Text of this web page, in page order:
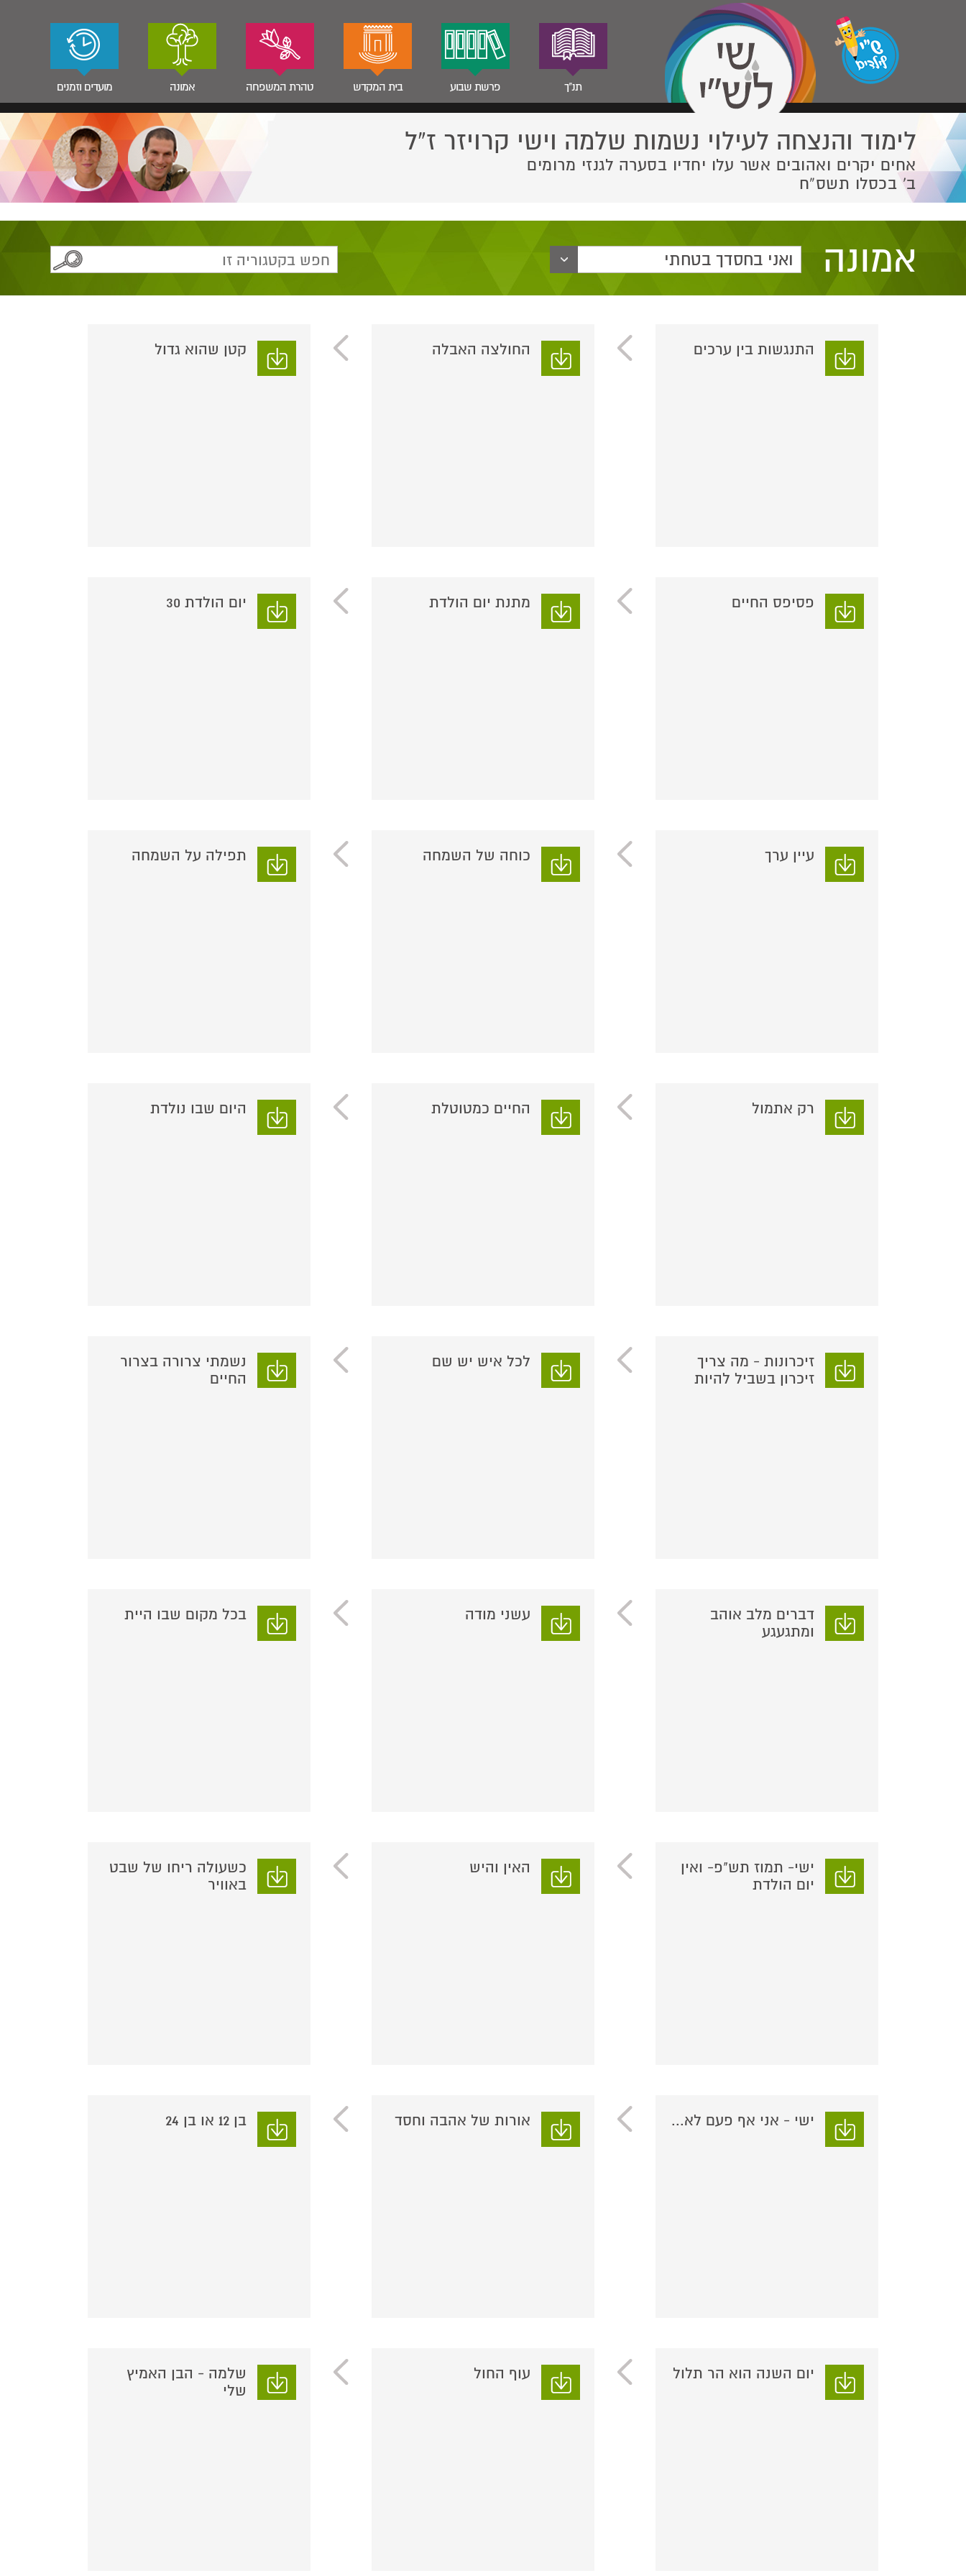
תנ"ך פרשת שבוע בית המקדש טהרת המשפחה אמונה מועדים וזמנים
לימוד והנצחה לעילוי נשמות שלמה וישי קרויזר ז”ל
אחים יקרים ואהובים אשר עלו יחדיו בסערה לגנזי מרומים
ב' בכסלו תשס”ח
אמונה ואני בחסדך בטחתי
התנגשות בין ערכים החולצה האבלה קטן שהוא גדול
פסיפס החיים מתנת יום הולדת יום הולדת 30
עיין ערך כוחה של השמחה תפילה על השמחה
רק אתמול החיים כמטוטלת היום שבו נולדת
זיכרונות - מה צריך
זיכרון בשביל להיות
לכל איש יש שם
נשמתי צרורה בצרור
החיים
דברים מלב אוהב
ומתגעגע
עשני מודה בכל מקום שבו היית
ישי- תמוז תש"פ- ואין
יום הולדת
האין והיש
כשעולה ריחו של שבט
באוויר
ישי - אני אף פעם לא... אורות של אהבה וחסד בן 12 או בן 24
יום השנה הוא הר תלול עוף החול
שלמה - הבן האמיץ
שלי